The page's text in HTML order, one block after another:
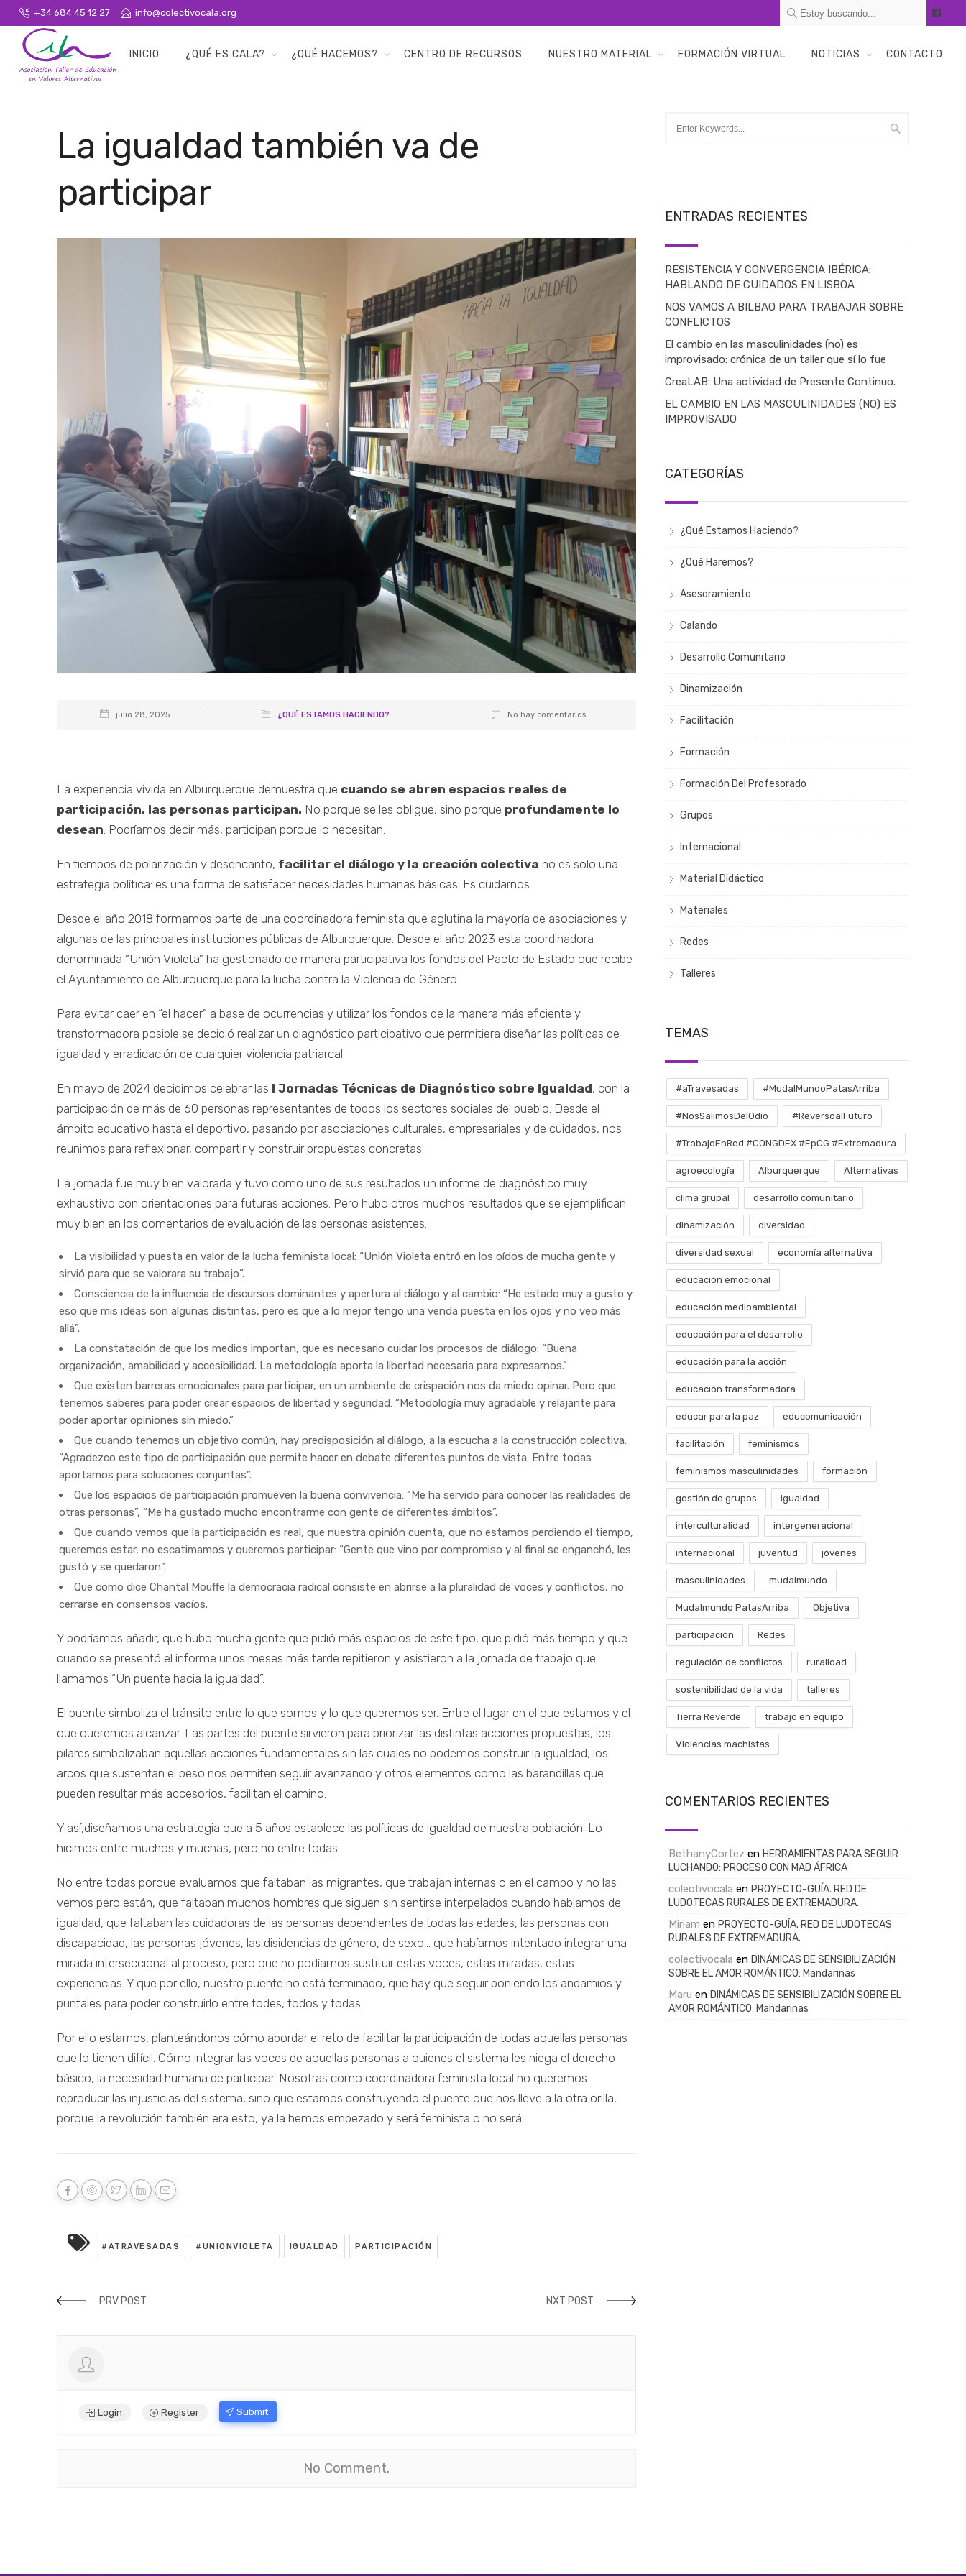
+34 684 45 12 27 info@colectivocala.org
INICIO ¿QUÉ ES CALA? ¿QUÉ HACEMOS? CENTRO DE RECURSOS NUESTRO MATERIAL FORMACIÓN VIRTUAL NOTICIAS CONTACTO
La igualdad también va de
participar
julio 28, 2025 ¿QUÉ ESTAMOS HACIENDO? No hay comentarios
La experiencia vivida en Alburquerque demuestra que cuando se abren espacios reales de
participación, las personas participan. No porque se les obligue, sino porque profundamente lo
desean . Podríamos decir más, participan porque lo necesitan.
En tiempos de polarización y desencanto, facilitar el diálogo y la creación colectiva no es solo una
estrategia política: es una forma de satisfacer necesidades humanas básicas. Es cuidarnos.
Desde el año 2018 formamos parte de una coordinadora feminista que aglutina la mayoría de asociaciones y
algunas de las principales instituciones públicas de Alburquerque. Desde el año 2023 esta coordinadora
denominada “Unión Violeta” ha gestionado de manera participativa los fondos del Pacto de Estado que recibe
el Ayuntamiento de Alburquerque para la lucha contra la Violencia de Género.
Para evitar caer en “el hacer” a base de ocurrencias y utilizar los fondos de la manera más eficiente y
transformadora posible se decidió realizar un diagnóstico participativo que permitiera diseñar las políticas de
igualdad y erradicación de cualquier violencia patriarcal.
En mayo de 2024 decidimos celebrar las I Jornadas Técnicas de Diagnóstico sobre Igualdad, con la
participación de más de 60 personas representantes de todos los sectores sociales del pueblo. Desde el
ámbito educativo hasta el deportivo, pasando por asociaciones culturales, empresariales y de cuidados, nos
reunimos para reflexionar, compartir y construir propuestas concretas.
La jornada fue muy bien valorada y tuvo como uno de sus resultados un informe de diagnóstico muy
exhaustivo con orientaciones para futuras acciones. Pero hubo otros muchos resultados que se ejemplifican
muy bien en los comentarios de evaluación de las personas asistentes:
La visibilidad y puesta en valor de la lucha feminista local: “Unión Violeta entró en los oídos de mucha gente y
sirvió para que se valorara su trabajo”.
Consciencia de la influencia de discursos dominantes y apertura al diálogo y al cambio: “He estado muy a gusto y
eso que mis ideas son algunas distintas, pero es que a lo mejor tengo una venda puesta en los ojos y no veo más
allá”.
La constatación de que los medios importan, que es necesario cuidar los procesos de diálogo: “Buena
organización, amabilidad y accesibilidad. La metodología aporta la libertad necesaria para expresarnos.”
Que existen barreras emocionales para participar, en un ambiente de crispación nos da miedo opinar. Pero que
tenemos saberes para poder crear espacios de libertad y seguridad: “Metodología muy agradable y relajante para
poder aportar opiniones sin miedo.”
Que cuando tenemos un objetivo común, hay predisposición al diálogo, a la escucha a la construcción colectiva.
“Agradezco este tipo de participación que permite hacer en debate diferentes puntos de vista. Entre todas
aportamos para soluciones conjuntas”.
Que los espacios de participación promueven la buena convivencia: “Me ha servido para conocer las realidades de
otras personas”, “Me ha gustado mucho encontrarme con gente de diferentes ámbitos”.
Que cuando vemos que la participación es real, que nuestra opinión cuenta, que no estamos perdiendo el tiempo,
queremos estar, no escatimamos y queremos participar: “Gente que vino por compromiso y al final se enganchó, les
gustó y se quedaron”.
Que como dice Chantal Mouffe la democracia radical consiste en abrirse a la pluralidad de voces y conflictos, no
cerrarse en consensos vacíos.
Y podríamos añadir, que hubo mucha gente que pidió más espacios de este tipo, que pidió más tiempo y que
cuando se presentó el informe unos meses más tarde repitieron y asistieron a la jornada de trabajo que
llamamos “Un puente hacia la igualdad”.
El puente simboliza el tránsito entre lo que somos y lo que queremos ser. Entre el lugar en el que estamos y el
que queremos alcanzar. Las partes del puente sirvieron para priorizar las distintas acciones propuestas, los
pilares simbolizaban aquellas acciones fundamentales sin las cuales no podemos construir la igualdad, los
arcos que sustentan el peso nos permiten seguir avanzando y otros elementos como las barandillas que
pueden resultar más accesorios, facilitan el camino.
Y así,diseñamos una estrategia que a 5 años establece las políticas de igualdad de nuestra población. Lo
hicimos entre muchos y muchas, pero no entre todas.
No entre todas porque evaluamos que faltaban las migrantes, que trabajan internas o en el campo y no las
vemos pero están, que faltaban muchos hombres que siguen sin sentirse interpelados cuando hablamos de
igualdad, que faltaban las cuidadoras de las personas dependientes de todas las edades, las personas con
discapacidad, las personas jóvenes, las disidencias de género, de sexo… que habíamos intentado integrar una
mirada interseccional al proceso, pero que no podíamos sustituir estas voces, estas miradas, estas
experiencias. Y que por ello, nuestro puente no está terminado, que hay que seguir poniendo los andamios y
puntales para poder construirlo entre todes, todos y todas.
Por ello estamos, planteándonos cómo abordar el reto de facilitar la participación de todas aquellas personas
que lo tienen difícil. Cómo integrar las voces de aquellas personas a quienes el sistema les niega el derecho
básico, la necesidad humana de participar. Nosotras como coordinadora feminista local no queremos
reproducir las injusticias del sistema, sino que estamos construyendo el puente que nos lleve a la otra orilla,
porque la revolución también era esto, ya la hemos empezado y será feminista o no será.
#ATRAVESADAS #UNIONVIOLETA IGUALDAD PARTICIPACIÓN
PRV POST NXT POST
Login Register Submit
No Comment.
ENTRADAS RECIENTES
RESISTENCIA Y CONVERGENCIA IBÉRICA:
HABLANDO DE CUIDADOS EN LISBOA
NOS VAMOS A BILBAO PARA TRABAJAR SOBRE
CONFLICTOS
El cambio en las masculinidades (no) es
improvisado: crónica de un taller que sí lo fue
CreaLAB: Una actividad de Presente Continuo.
EL CAMBIO EN LAS MASCULINIDADES (NO) ES
IMPROVISADO
CATEGORÍAS
¿Qué Estamos Haciendo?
¿Qué Haremos?
Asesoramiento
Calando
Desarrollo Comunitario
Dinamización
Facilitación
Formación
Formación Del Profesorado
Grupos
Internacional
Material Didáctico
Materiales
Redes
Talleres
TEMAS
#aTravesadas #MudalMundoPatasArriba
#NosSalimosDelOdio #ReversoalFuturo
#TrabajoEnRed #CONGDEX #EpCG #Extremadura
agroecología Alburquerque Alternativas
clima grupal desarrollo comunitario
dinamización diversidad
diversidad sexual economía alternativa
educación emocional
educación medioambiental
educación para el desarrollo
educación para la acción
educación transformadora
educar para la paz educomunicación
facilitación feminismos
feminismos masculinidades formación
gestión de grupos igualdad
interculturalidad intergeneracional
internacional juventud jóvenes
masculinidades mudalmundo
Mudalmundo PatasArriba Objetiva
participación Redes
regulación de conflictos ruralidad
sostenibilidad de la vida talleres
Tierra Reverde trabajo en equipo
Violencias machistas
COMENTARIOS RECIENTES
BethanyCortez en HERRAMIENTAS PARA SEGUIR
LUCHANDO: PROCESO CON MAD ÁFRICA
colectivocala en PROYECTO-GUÍA. RED DE
LUDOTECAS RURALES DE EXTREMADURA.
Miriam en PROYECTO-GUÍA. RED DE LUDOTECAS
RURALES DE EXTREMADURA.
colectivocala en DINÁMICAS DE SENSIBILIZACIÓN
SOBRE EL AMOR ROMÁNTICO: Mandarinas
Maru en DINÁMICAS DE SENSIBILIZACIÓN SOBRE EL
AMOR ROMÁNTICO: Mandarinas